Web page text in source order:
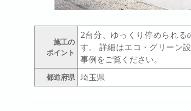
施工の
ポイント
2台分、ゆっくり停められる
す。 詳細はエコ・グリーン
事例をご覧ください。
都道府県 埼玉県